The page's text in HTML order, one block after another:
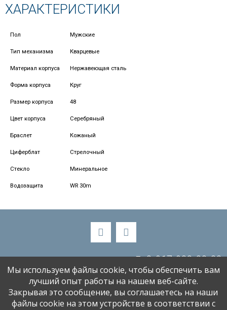
ХАРАКТЕРИСТИКИ
Пол Мужские
Тип механизма Кварцевые
Материал корпуса Нержавеющая сталь
Форма корпуса Круг
Размер корпуса 48
Цвет корпуса Серебряный
Браслет Кожаный
Циферблат Стрелочный
Стекло Минеральное
Водозащита WR 30m
«МИР ЧАСОВ» 2001-2026
8-917-988-88-33
alenaski58@bk.ru
Мы используем файлы cookie, чтобы обеспечить вам
лучший опыт работы на нашем веб-сайте.
Закрывая это сообщение, вы соглашаетесь на наши
файлы cookie на этом устройстве в соответствии с